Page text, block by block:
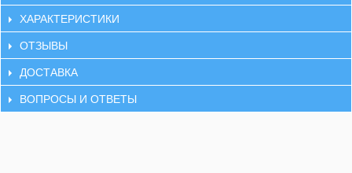
ХАРАКТЕРИСТИКИ
ОТЗЫВЫ
ДОСТАВКА
ВОПРОСЫ И ОТВЕТЫ